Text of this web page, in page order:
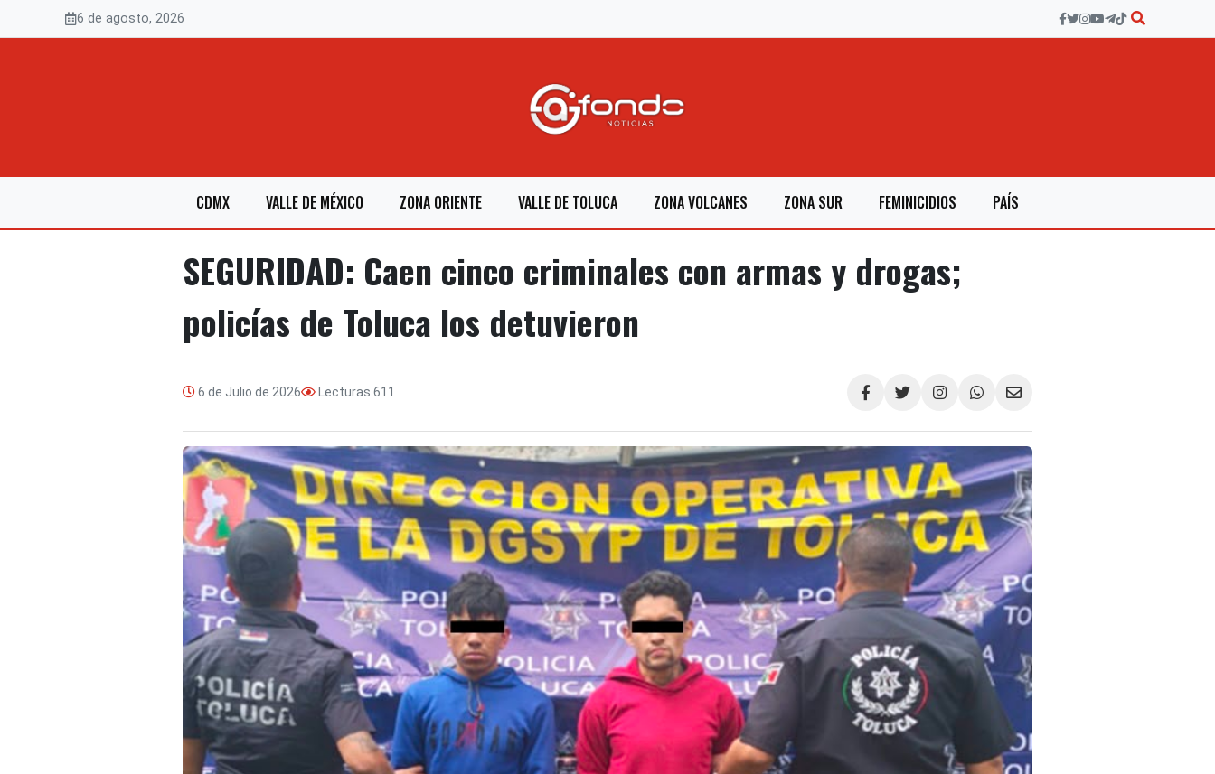
6 de agosto, 2026
CDMX VALLE DE MÉXICO ZONA ORIENTE VALLE DE TOLUCA ZONA VOLCANES ZONA SUR FEMINICIDIOS PAÍS
SEGURIDAD: Caen cinco criminales con armas y drogas;
policías de Toluca los detuvieron
6 de Julio de 2026 Lecturas 611
Compartir